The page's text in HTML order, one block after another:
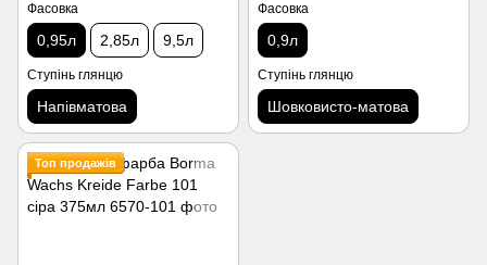
Фасовка
0,95л 2,85л 9,5л
Ступінь глянцю
Напівматова
Фасовка
0,9л
Ступінь глянцю
Шовковисто-матова
Топ продажів